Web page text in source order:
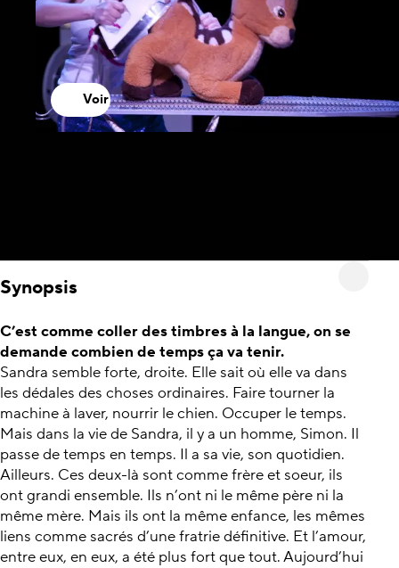
Voir
Synopsis
C’est comme coller des timbres à la langue, on se
demande combien de temps ça va tenir.
Sandra semble forte, droite. Elle sait où elle va dans
les dédales des choses ordinaires. Faire tourner la
machine à laver, nourrir le chien. Occuper le temps.
Mais dans la vie de Sandra, il y a un homme, Simon. Il
passe de temps en temps. Il a sa vie, son quotidien.
Ailleurs. Ces deux-là sont comme frère et soeur, ils
ont grandi ensemble. Ils n’ont ni le même père ni la
même mère. Mais ils ont la même enfance, les mêmes
liens comme sacrés d’une fratrie définitive. Et l’amour,
entre eux, en eux, a été plus fort que tout. Aujourd’hui